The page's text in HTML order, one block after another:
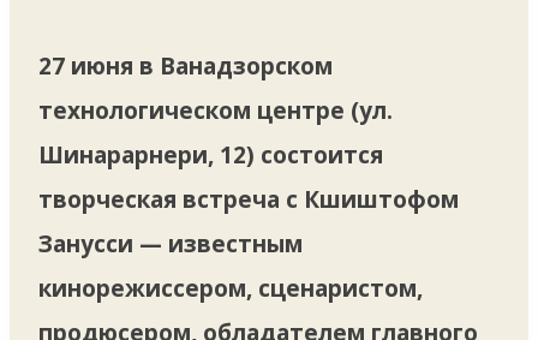
27 июня в Ванадзорском
технологическом центре (ул.
Шинарарнери, 12) состоится
творческая встреча с Кшиштофом
Занусси — известным
кинорежиссером, сценаристом,
продюсером, обладателем главного